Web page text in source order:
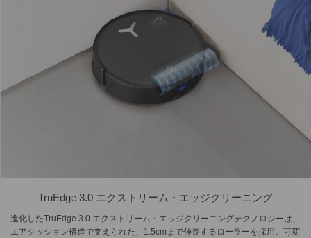
TruEdge 3.0 エクストリーム・エッジクリーニング
進化したTruEdge 3.0 エクストリーム・エッジクリーニングテクノロジーは、
エアクッション構造で支えられた、1.5cmまで伸長するローラーを採用。可変